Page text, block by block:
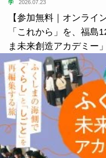
学 2026.07.23
【参加無料｜オンライ
「これから」を、福島
ま未来創造アカデミー